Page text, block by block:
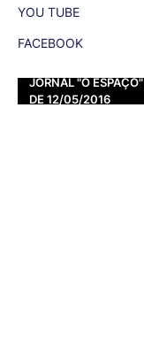
YOU TUBE
FACEBOOK
JORNAL "O
DE 12/05/2016